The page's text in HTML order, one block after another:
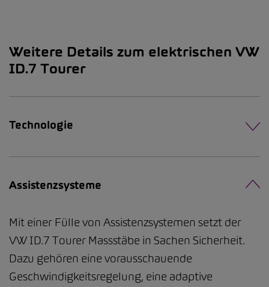
Weitere Details zum elektrischen VW
ID.7 Tourer
Technologie
Assistenzsysteme
Mit einer Fülle von Assistenzsystemen setzt der
VW ID.7 Tourer Massstäbe in Sachen Sicherheit.
Dazu gehören eine vorausschauende
Geschwindigkeitsregelung, eine adaptive